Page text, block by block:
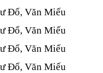
Đổ, Văn Miếu​​​​
Đổ, Văn Miếu​​​​
Đổ, Văn Miếu​​​​
Đổ, Văn Miếu​​​​